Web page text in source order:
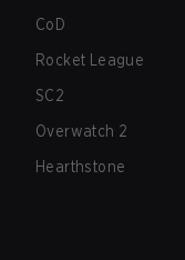
CoD
Rocket League
SC2
Overwatch 2
Hearthstone